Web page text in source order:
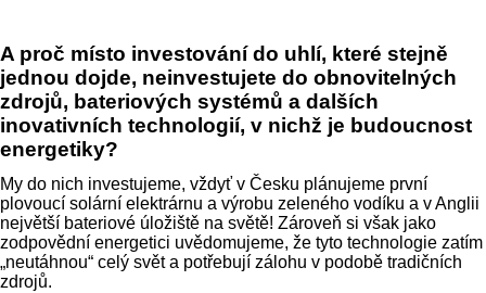
A proč místo investování do uhlí, které stejně
jednou dojde, neinvestujete do obnovitelných
zdrojů, bateriových systémů a dalších
inovativních technologií, v nichž je budoucnost
energetiky?
My do nich investujeme, vždyť v Česku plánujeme první
plovoucí solární elektrárnu a výrobu zeleného vodíku a v Anglii
největší bateriové úložiště na světě! Zároveň si však jako
zodpovědní energetici uvědomujeme, že tyto technologie zatím
„neutáhnou“ celý svět a potřebují zálohu v podobě tradičních
zdrojů.